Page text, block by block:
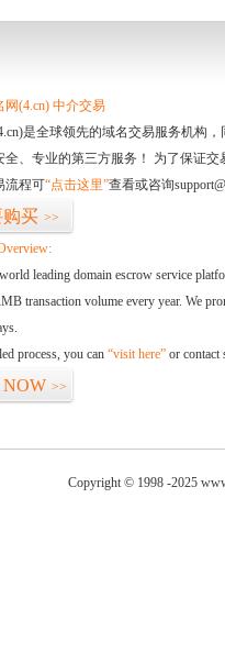
网(4.cn) 中介交易
是全球领先的域名交易服务机构
全、专业的第三方服务！ 为了保证
流程可“点击这里”查看或咨询
买 >>
leading domain escrow service
transaction volume every year. We
process, you can “visit here” or contact
>>
Copyright © 1998 -2025